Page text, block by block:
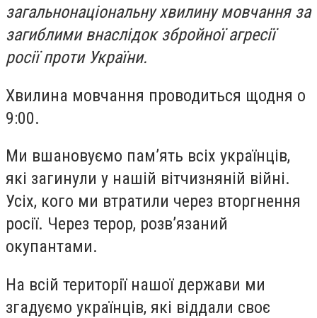
загальнонаціональну хвилину мовчання за
загиблими внаслідок збройної агресії
росії проти України.
Хвилина мовчання проводиться щодня о
9:00.
Ми вшановуємо памʼять всіх українців,
які загинули у нашій вітчизняній війні.
Усіх, кого ми втратили через вторгнення
росії. Через терор, розвʼязаний
окупантами.
На всій території нашої держави ми
згадуємо українців, які віддали своє